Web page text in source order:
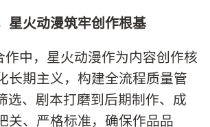
星火动漫筑牢创作根基
作中，星火动漫作为内容创作核
长期主义，构建全流程质量管
选、剧本打磨到后期制作、成
关、严格标准，确保作品品